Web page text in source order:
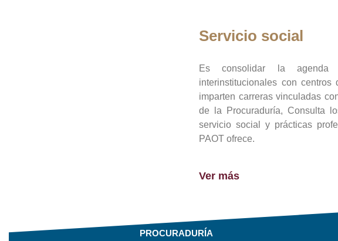
Servicio social
Es consolidar la agenda
interinstitucionales con centros
imparten carreras vinculadas
de la Procuraduría, Consulta
servicio social y prácticas
PAOT ofrece.
Ver más
PROCURADURÍA